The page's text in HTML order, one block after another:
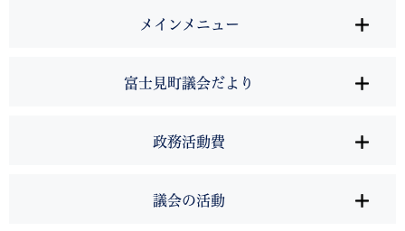
メインメニュー
富士見町議会だより
政務活動費
議会の活動